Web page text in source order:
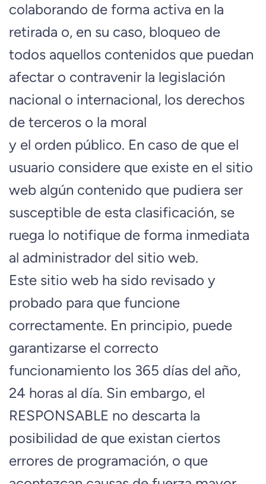
colaborando de forma activa en la
retirada o, en su caso, bloqueo de
todos aquellos contenidos que puedan
afectar o contravenir la legislación
nacional o internacional, los derechos
de terceros o la moral
y el orden público. En caso de que el
usuario considere que existe en el sitio
web algún contenido que pudiera ser
susceptible de esta clasificación, se
ruega lo notifique de forma inmediata
al administrador del sitio web.
Este sitio web ha sido revisado y
probado para que funcione
correctamente. En principio, puede
garantizarse el correcto
funcionamiento los 365 días del año,
24 horas al día. Sin embargo, el
RESPONSABLE no descarta la
posibilidad de que existan ciertos
errores de programación, o que